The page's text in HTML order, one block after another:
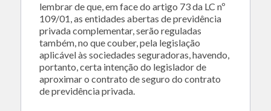
lembrar de que, em face do artigo 73 da LC nº
109/01, as entidades abertas de previdência
privada complementar, serão reguladas
também, no que couber, pela legislação
aplicável às sociedades seguradoras, havendo,
portanto, certa intenção do legislador de
aproximar o contrato de seguro do contrato
de previdência privada.